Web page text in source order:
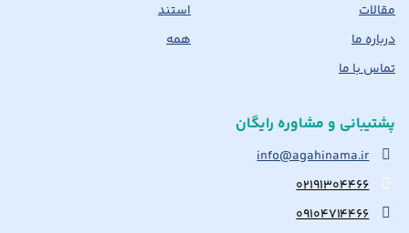
مقالات
درباره ما
تماس با ما
استند
همه
پشتیبانی و مشاوره رایگان
info@agahinama.ir
۰۲۱۹۱۳۰۴۴۶۶
۰۹۱۰۴۷۱۴۴۶۶